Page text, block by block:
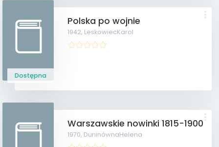
Dostępna
Polska po wojnie
1942, LeskowiecKarol
Warszawskie nowinki 1815-1900
1970, DuninównaHelena